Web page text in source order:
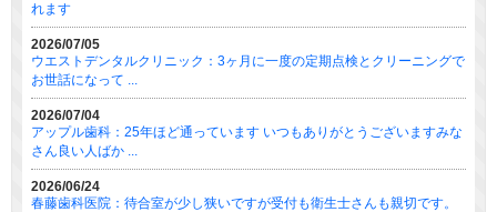
れます
2026/07/05
ウエストデンタルクリニック：3ヶ月に一度の定期点検とクリーニングで
お世話になって ...
2026/07/04
アップル歯科：25年ほど通っています いつもありがとうございますみな
さん良い人ばか ...
2026/06/24
春藤歯科医院：待合室が少し狭いですが受付も衛生士さんも親切です。